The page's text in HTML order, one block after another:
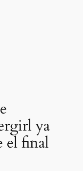
ya
el final